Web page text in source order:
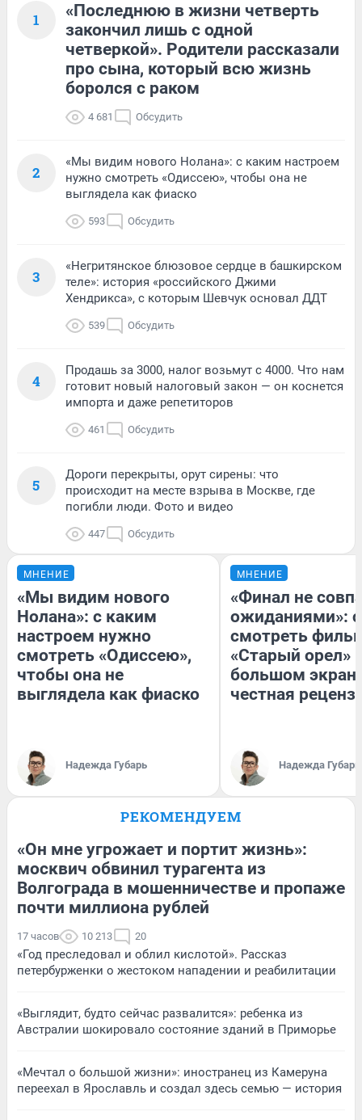
1
«Последнюю в жизни четверть
закончил лишь с одной
четверкой». Родители рассказали
про сына, который всю жизнь
боролся с раком
4 681 Обсудить
2
«Мы видим нового Нолана»: с каким настроем
нужно смотреть «Одиссею», чтобы она не
выглядела как фиаско
593 Обсудить
3
«Негритянское блюзовое сердце в башкирском
теле»: история «российского Джими
Хендрикса», с которым Шевчук основал ДДТ
539 Обсудить
4
Продашь за 3000, налог возьмут с 4000. Что нам
готовит новый налоговый закон — он коснется
импорта и даже репетиторов
461 Обсудить
5
Дороги перекрыты, орут сирены: что
происходит на месте взрыва в Москве, где
погибли люди. Фото и видео
447 Обсудить
МНЕНИЕ
«Мы видим нового
Нолана»: с каким
настроем нужно
смотреть «Одиссею»,
чтобы она не
выглядела как фиаско
Надежда Губарь
МНЕНИЕ
«Финал не
ожиданиями»:
смотреть
«Старый орел»
большом
честная
Надежда Губарь
РЕКОМЕНДУЕМ
«Он мне угрожает и портит жизнь»:
москвич обвинил турагента из
Волгограда в мошенничестве и пропаже
почти миллиона рублей
17 часов 10 213 20
«Год преследовал и облил кислотой». Рассказ
петербурженки о жестоком нападении и реабилитации
«Выглядит, будто сейчас развалится»: ребенка из
Австралии шокировало состояние зданий в Приморье
«Мечтал о большой жизни»: иностранец из Камеруна
переехал в Ярославль и создал здесь семью — история